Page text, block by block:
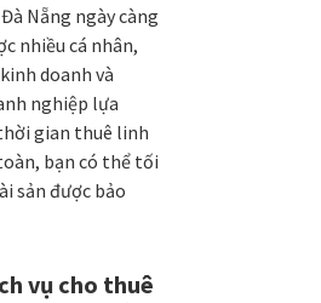
Nẵng ngày càng
nhiều cá nhân,
doanh và
nghiệp lựa
gian thuê linh
bạn có thể tối
sản được bảo
vụ cho thuê